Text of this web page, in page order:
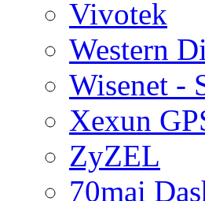
Vivotek
Western
Wisenet -
Xexun
ZyZEL
70mai